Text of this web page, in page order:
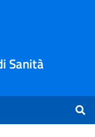
Sanità